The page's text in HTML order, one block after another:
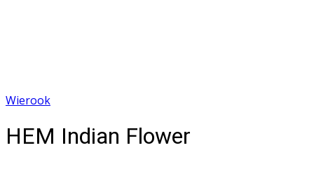
Wierook
HEM Indian Flower